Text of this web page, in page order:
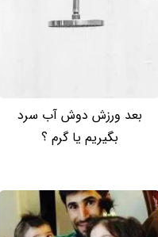
بعد ورزش دوش آب سرد
بگیریم یا گرم ؟